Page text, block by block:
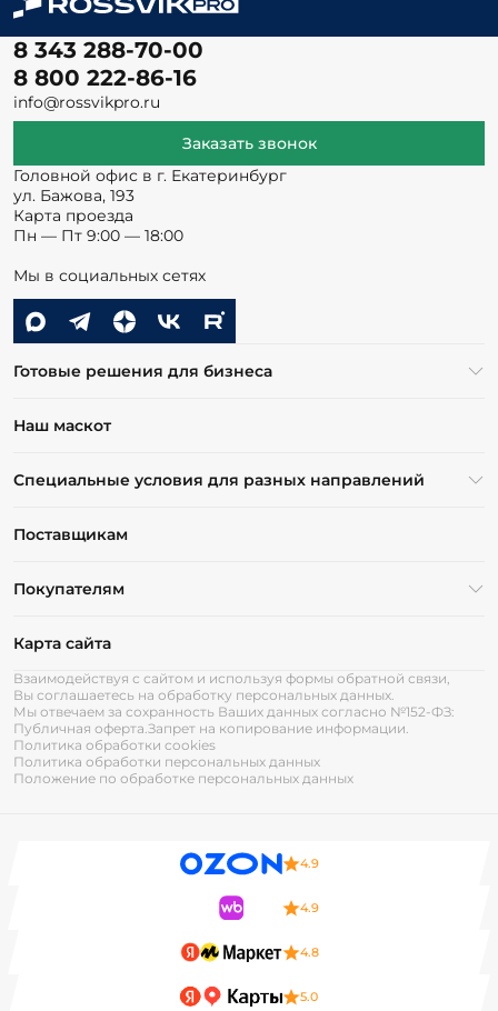
8 343 288-70-00
8 800 222-86-16
info@rossvikpro.ru
Заказать звонок
Головной офис в г. Екатеринбург
ул. Бажова, 193
Карта проезда
Пн — Пт 9:00 — 18:00
Мы в социальных сетях
Готовые решения для бизнеса
Наш маскот
Специальные условия для разных направлений
Поставщикам
Покупателям
Карта сайта
Взаимодействуя с сайтом и используя формы обратной связи,
Вы соглашаетесь на обработку персональных данных.
Мы отвечаем за сохранность Ваших данных согласно №152-ФЗ:
Публичная оферта.Запрет на копирование информации.
Политика обработки cookies
Политика обработки персональных данных
Положение по обработке персональных данных
4.9
4.9
4.8
5.0